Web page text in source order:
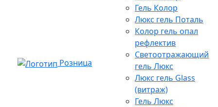
Розница
Гель Колор
Люкс гель Поталь
Колор гель опал
рефлектив
Светоотражающий
гель Люкс
Люкс гель Glass
(витраж)
Гель Люкс